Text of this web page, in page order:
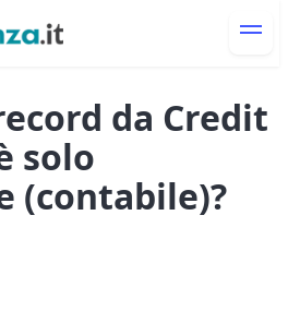
da Credit
solo
(contabile)?